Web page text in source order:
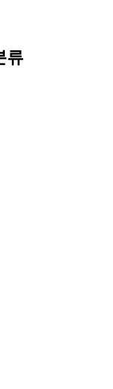
류